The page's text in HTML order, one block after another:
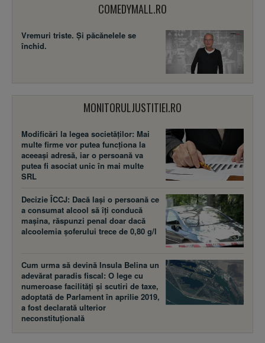
COMEDYMALL.RO
Vremuri triste. Şi păcănelele se
închid.
MONITORULJUSTITIEI.RO
Modificări la legea societăţilor: Mai
multe firme vor putea funcţiona la
aceeaşi adresă, iar o persoană va
putea fi asociat unic în mai multe
SRL
Decizie ÎCCJ: Dacă laşi o persoană ce
a consumat alcool să îţi conducă
maşina, răspunzi penal doar dacă
alcoolemia şoferului trece de 0,80 g/l
Cum urma să devină Insula Belina un
adevărat paradis fiscal: O lege cu
numeroase facilităţi şi scutiri de taxe,
adoptată de Parlament în aprilie 2019,
a fost declarată ulterior
neconstituţională